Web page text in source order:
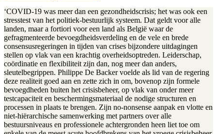
‘COVID-19 was meer dan een gezondheidscrisis; het was ook een
stresstest van het politiek-bestuurlijk systeem. Dat geldt voor alle
landen, maar a fortiori voor een land als België waar de
gefragmenteerde bevoegdheidsverdeling en de vele en brede
consensusregeringen in tijden van crises bijzondere uitdagingen
stellen op vlak van een krachtig overheidsoptreden. Leiderschap,
coördinatie en flexibiliteit zijn dan, nog meer dan anders,
sleutelbegrippen. Philippe De Backer voelde als lid van de regering
deze realiteit goed aan en zette zich in om, bovenop zijn formele
bevoegdheden buiten het crisisbeheer, op vlak van onder meer
testcapaciteit en beschermingsmateriaal de nodige structuren en
processen in plaats te brengen. Zijn no-nonsense aanpak en vlotte en
niet-hiërarchische samenwerking met partners over alle
bestuursniveaus en professionele achtergronden heen liet toe om